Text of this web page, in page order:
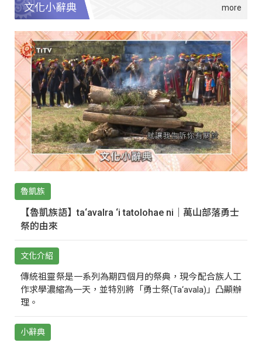
文化小辭典
魯凱族
【魯凱族語】ta‘avalra ‘i tatolohae ni｜萬山部落勇士
祭的由來
文化介紹
傳統祖靈祭是一系列為期四個月的祭典，現今配合族人工
作求學濃縮為一天，並特別將「勇士祭(Ta‘avala)」凸顯辦
理。
小辭典